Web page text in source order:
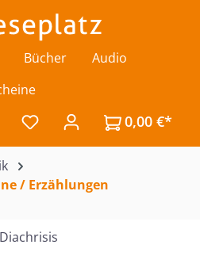
Bücher
Audio
Du hast 0 Produkte auf
0,00 €*
/ Erzählungen